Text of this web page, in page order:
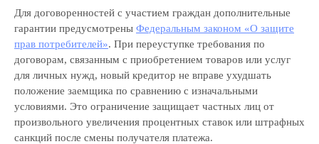
Для договоренностей с участием граждан дополнительные
гарантии предусмотрены Федеральным законом «О защите
прав потребителей». При переуступке требования по
договорам, связанным с приобретением товаров или услуг
для личных нужд, новый кредитор не вправе ухудшать
положение заемщика по сравнению с изначальными
условиями. Это ограничение защищает частных лиц от
произвольного увеличения процентных ставок или штрафных
санкций после смены получателя платежа.